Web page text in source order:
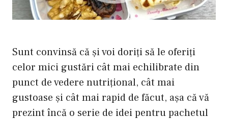
Sunt convinsă că și voi doriți să le oferiți
celor mici gustări cât mai echilibrate din
punct de vedere nutrițional, cât mai
gustoase și cât mai rapid de făcut, așa că vă
prezint încă o serie de idei pentru pachetul